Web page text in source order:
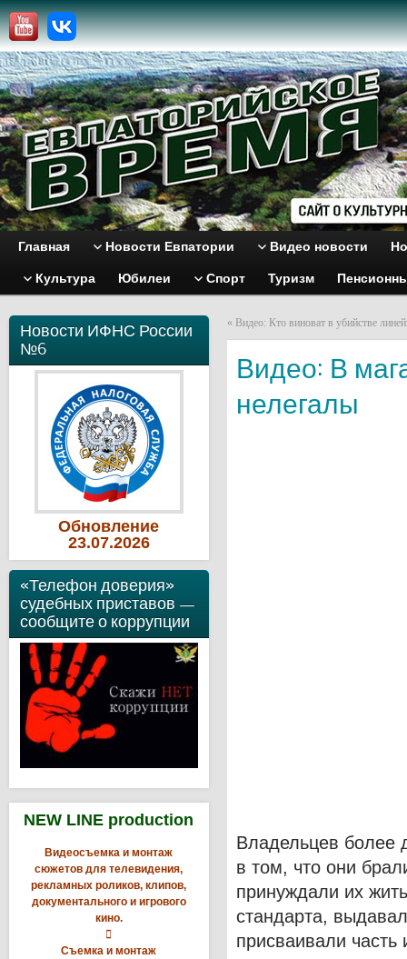
Главная Новости Евпатории Видео новости
Культура Юбилеи Спорт Туризм
Новости ИФНС России
№6
Обновление
23.07.2026
«Телефон доверия»
судебных приставов —
сообщите о коррупции
NEW LINE production
Видеосъемка и монтаж
сюжетов для телевидения,
рекламных роликов, клипов,
документального и игрового
кино.

Съемка и монтаж
« Видео: Кто виноват в убийстве
Видео: В
нелегалы
Владельцев более
в том, что они
принуждали их
стандарта,
присваивали часть